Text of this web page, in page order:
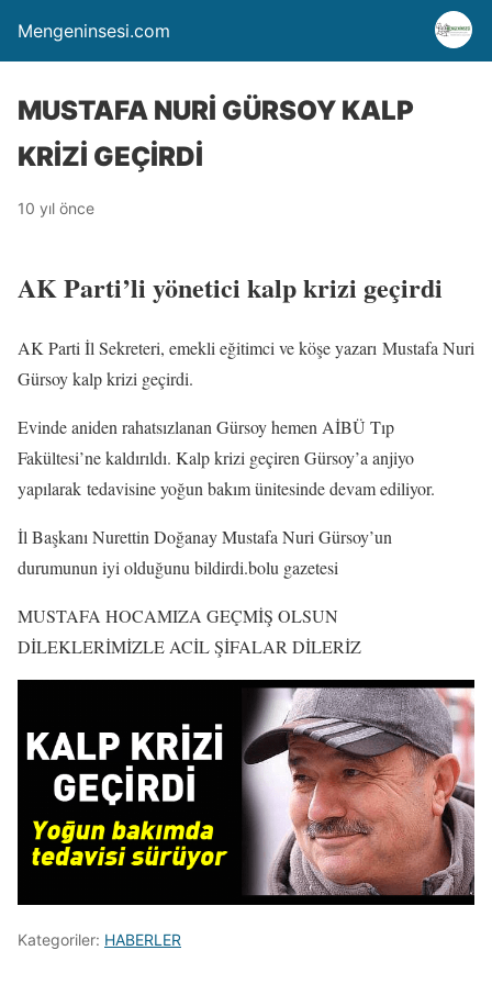
Mengeninsesi.com
MUSTAFA NURİ GÜRSOY KALP
KRİZİ GEÇİRDİ
10 yıl önce
AK Parti’li yönetici kalp krizi geçirdi
AK Parti İl Sekreteri, emekli eğitimci ve köşe yazarı Mustafa Nuri
Gürsoy kalp krizi geçirdi.
Evinde aniden rahatsızlanan Gürsoy hemen AİBÜ Tıp
Fakültesi’ne kaldırıldı. Kalp krizi geçiren Gürsoy’a anjiyo
yapılarak tedavisine yoğun bakım ünitesinde devam ediliyor.
İl Başkanı Nurettin Doğanay Mustafa Nuri Gürsoy’un
durumunun iyi olduğunu bildirdi.bolu gazetesi
MUSTAFA HOCAMIZA GEÇMİŞ OLSUN
DİLEKLERİMİZLE ACİL ŞİFALAR DİLERİZ
Kategoriler: HABERLER